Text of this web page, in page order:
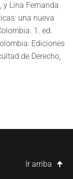
Lina Fernanda
una nueva
1. ed.
Ediciones
de Derecho,
Ir arriba